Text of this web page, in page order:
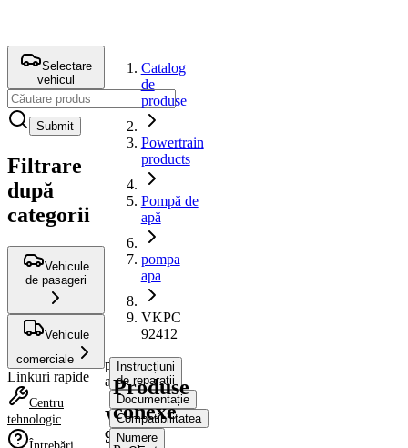
Selectare
vehicul
Submit
Filtrare
după
categorii
Vehicule
de pasageri
Vehicule
comerciale
Linkuri rapide
Centru
tehnologic
Catalog
de
produse
Powertrain
products
Pompă de
apă
pompa
apa
VKPC
92412
pompa
apa
VKPC
92412
Instrucțiuni
de reparații
Documentație
Compatibilitatea
Numere
Produse
conexe